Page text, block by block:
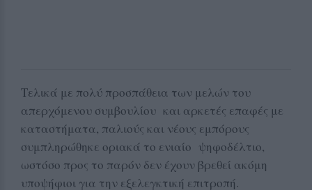
Τελικά με πολύ προσπάθεια των μελών του
απερχόμενου συμβουλίου και αρκετές επαφές με
καταστήματα, παλιούς και νέους εμπόρους
συμπληρώθηκε οριακά το ενιαίο ψηφοδέλτιο,
ωστόσο προς το παρόν δεν έχουν βρεθεί ακόμη
υποψήφιοι για την εξελεγκτική επιτροπή.